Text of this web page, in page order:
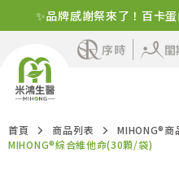
✨品牌感謝祭來了！百卡
序時
首頁 商品列表 MIHONG®商
MIHONG®綜合維他命(30顆/袋)